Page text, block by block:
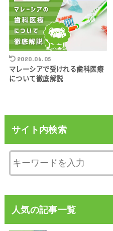
2020.06.05
マレーシアで受けれる歯科医療
について徹底解説
サイト内検索
人気の記事一覧